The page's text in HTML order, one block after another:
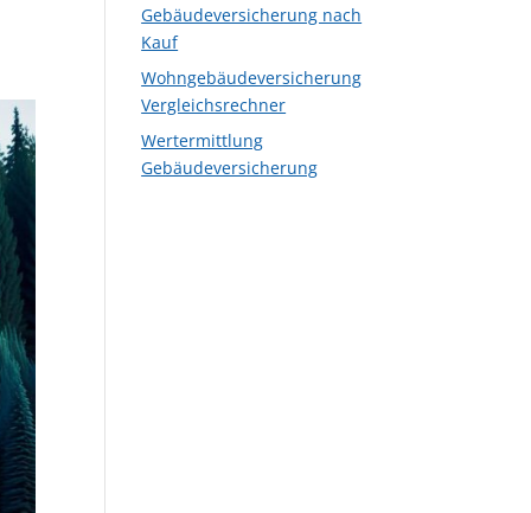
Gebäudeversicherung nach
Kauf
Wohngebäudeversicherung
Vergleichsrechner
Wertermittlung
Gebäudeversicherung